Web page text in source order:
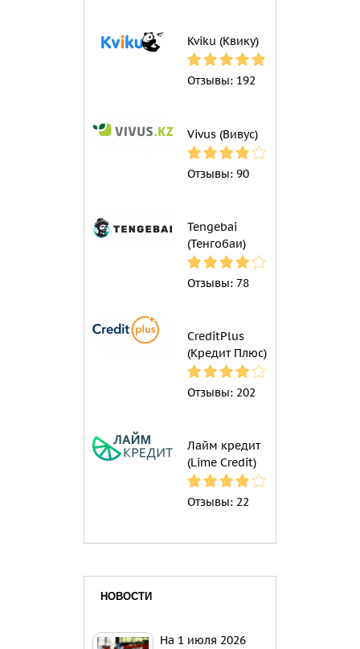
Kviku (Квику)
Отзывы: 192
Vivus (Вивус)
Отзывы: 90
Tengebai
(Тенгобаи)
Отзывы: 78
CreditPlus
(Кредит Плюс)
Отзывы: 202
Лайм кредит
(Lime Credit)
Отзывы: 22
НОВОСТИ
На 1 июля 2026